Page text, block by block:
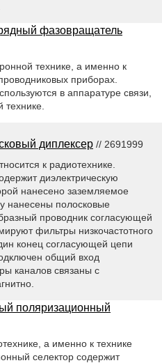
фазовращатель
технике, а именно к
приборах.
в аппаратуре связи,
диплексер // 2691999
к радиотехнике.
диэлектрическую
нанесено заземляемое
нанесены полосковые
проводник согласующей
фильтры низкочастотного
конец согласующей цепи
общий вход
каналов связаны с
поляризационный
а именно к технике
селектор содержит